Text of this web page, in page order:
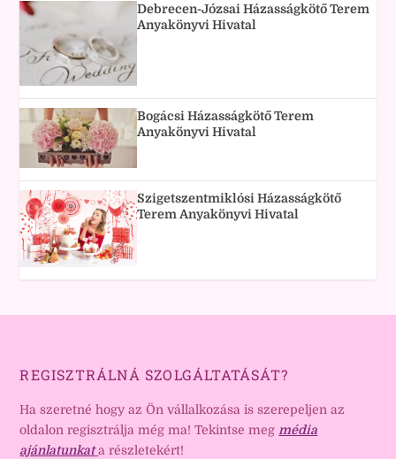
Debrecen-Józsai Házasságkötő Terem
Anyakönyvi Hivatal
Bogácsi Házasságkötő Terem
Anyakönyvi Hivatal
Szigetszentmiklósi Házasságkötő
Terem Anyakönyvi Hivatal
REGISZTRÁLNÁ SZOLGÁLTATÁSÁT?
Ha szeretné hogy az Ön vállalkozása is szerepeljen az
oldalon regisztrálja még ma! Tekintse megmédia
ajánlatunkat a részletekért!